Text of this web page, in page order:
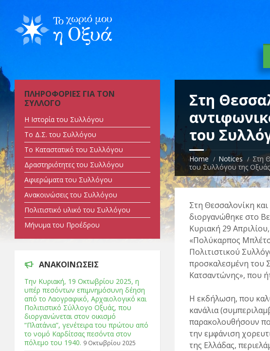
Στη
του
Home Notices
Στη
του Συλλόγου της Οξυάς
Στη Θεσσαλονίκη
διοργανώθηκε στο
Κυριακή 29
«Πολύκαρπος
Πολιτιστικού
προσκαλεσμένη του
Κατσαντώνης», που
Η εκδήλωση, που
κανάλια
παρακολουθήσουν
την εμφάνιση
της Ελλάδας,
ΠΛΗΡΟΦΟΡΙΕΣ ΓΙΑ ΤΟΝ
ΣΥΛΛΟΓΟ
Η Ιστορία του Συλλόγου
Tο Δ.Σ. του Συλλόγου
Tο Καταστατικό του Συλλόγου
Δραστηριότητες του Συλλόγου
Αφιερώματα του Συλλόγου
Ανακοινώσεις του Συλλόγου
Πολιτιστικό υλικό του Συλλόγου
Μήνυμα του Προέδρου
ΑΝΑΚΟΙΝΩΣΕΙΣ
Tην Κυριακή, 19 Οκτωβρίου 2025, η
υπέρ πεσόντων επιμνημόσυνη δέηση
από το Λαογραφικό, Αρχαιολογικό και
Πολιτιστικό Σύλλογο Οξυάς, που
διοργανώνεται στον οικισμό
“Πλατάνια”, γενέτειρα του πρώτου από
το νομό Καρδίτσας πεσόντα στον
πόλεμο του 1940. 9 Οκτωβρίου 2025